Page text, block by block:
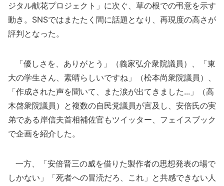
ジタル献花プロジェクト」に次ぐ、草の根での弔意を示す
動き。SNSではまたたく間に話題となり、再現度の高さが
評判となった。
「優しさを、ありがとう」（義家弘介衆院議員）、「東
大の学生さん、素晴らしいですね」（松本尚衆院議員）、
「作成された声を聞いて、また涙が出てきました...」（高
木啓衆院議員）と複数の自民党議員が言及し、安倍氏の実
弟である岸信夫首相補佐官もツイッター、フェイスブック
で企画を紹介した。
一方、「安倍晋三の威を借りた製作者の思想発表の場で
しかない」「死者への冒涜だろ、これ」と共感できない人